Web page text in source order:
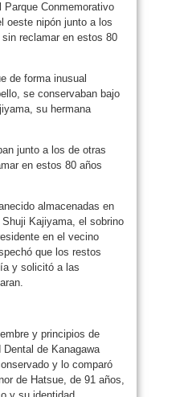
Conmemorativo
oeste nipón junto a los
reclamar en estos 80
de forma inusual
se conservaban bajo
su hermana
junto a los de otras
en estos 80 años
almacenadas en
Kajiyama, el sobrino
en el vecino
que los restos
y solicitó a las
y principios de
de Kanagawa
y lo comparó
de Hatsue, de 91 años,